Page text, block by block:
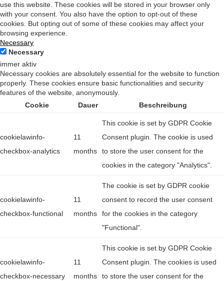
use this website. These cookies will be stored in your browser only
with your consent. You also have the option to opt-out of these
cookies. But opting out of some of these cookies may affect your
browsing experience.
Necessary
Necessary
immer aktiv
Necessary cookies are absolutely essential for the website to function
properly. These cookies ensure basic functionalities and security
features of the website, anonymously.
Cookie
Dauer Beschreibung
cookielawinfo-
checkbox-analytics
11
months
This cookie is set by GDPR Cookie
Consent plugin. The cookie is used
to store the user consent for the
cookies in the category "Analytics".
cookielawinfo-
checkbox-functional
11
months
The cookie is set by GDPR cookie
consent to record the user consent
for the cookies in the category
"Functional".
cookielawinfo-
checkbox-necessary
11
months
This cookie is set by GDPR Cookie
Consent plugin. The cookies is used
to store the user consent for the